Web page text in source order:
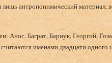
антропонимический материал,
Анос, Баграт, Барнук, Георгий,
именами двадцати одного